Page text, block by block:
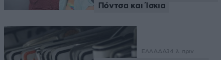
Πόντσα και Ίσκια
ΕΛΛΑΔΑ34 λ. πριν